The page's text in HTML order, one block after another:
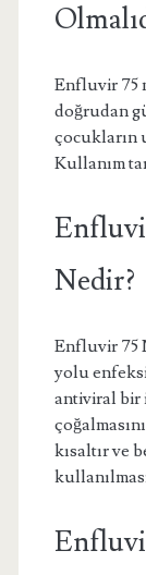
Enfluvir 75
doğrudan
çocukların
Kullanım
Nedir?
Enfluvir 75
yolu
antiviral bir
kısaltır ve